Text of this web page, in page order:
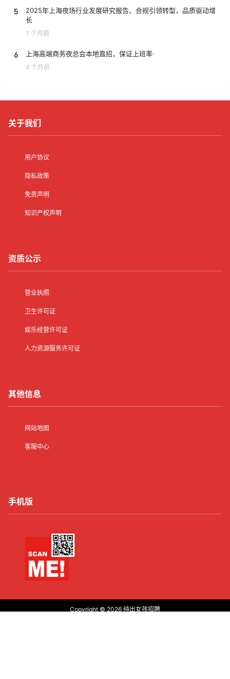
5
2025年上海夜场行业发展研究报告、合规引领转型，品质驱动增
长
7 个月前
6 上海高端商务夜总会本地直招，保证上班率·
4 个月前
关于我们
用户协议
隐私政策
免责声明
知识产权声明
资质公示
营业执照
卫生许可证
娱乐经营许可证
人力资源服务许可证
其他信息
网站地图
客服中心
手机版
Copyright © 2026 纯出女孩招聘